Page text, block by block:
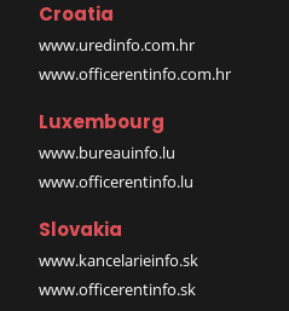
Croatia
www.uredinfo.com.hr
www.officerentinfo.com.hr
Luxembourg
www.bureauinfo.lu
www.officerentinfo.lu
Slovakia
www.kancelarieinfo.sk
www.officerentinfo.sk